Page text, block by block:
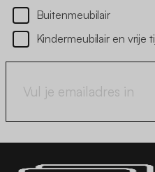
Buitenmeubilair
Kindermeubilair en vrije